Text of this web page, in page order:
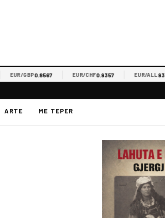
EUR/GBP0.8567 EUR/CHF0.9357 EUR/ALL93.2212
ARTE ME TEPER